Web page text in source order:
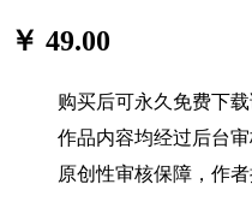
￥ 49.00
购买后可永久免费下
作品内容均经过后台
原创性审核保障，作